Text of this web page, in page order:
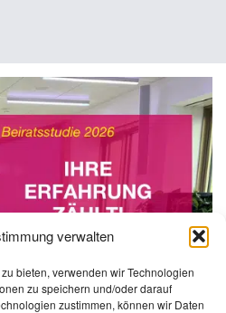
verwalten
bieten, verwenden wir Technologien
zu speichern und/oder darauf
zustimmen, können wir Daten